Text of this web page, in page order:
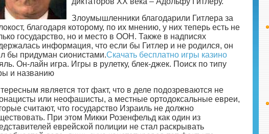
Злоумышленники благодарили Гитлера за
благодаря которому, по их мнению, у них теперь есть не
государство, но и место в ООН. Также в надписях
информация, что если бы Гитлер и не родился, он
бы придуман сионистами.Скачать бесплатно игры казино
Он-лайн игра. Игры в рулетку, блек-джек. Поиск по типу
и названию
является тот факт, что в деле подозреваются не
или неофашисты, а местные ортодоксальные евреи,
считают, что государство Израиль не должно
При этом Микки Розенфельд как один из
еврейской полиции не стал раскрывать